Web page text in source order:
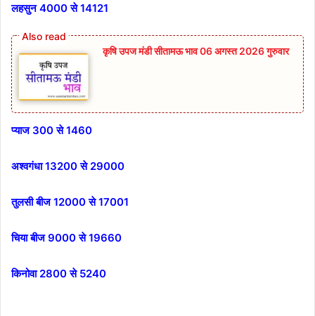
लहसुन 4000 से 14121
कृषि उपज मंडी सीतामऊ भाव 06 अगस्त 2026 गुरुवार
प्याज 300 से 1460
अश्वगंधा 13200 से 29000
तुलसी बीज 12000 से 17001
चिया बीज 9000 से 19660
किनोवा 2800 से 5240